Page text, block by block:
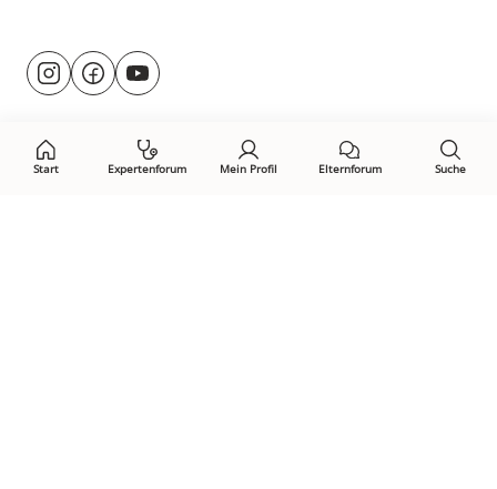
Start Expertenforum Mein Profil Elternforum Suche
Besuche
uns@rund.ums.baby
facebook.com/rundumsbaby.de
youtube.com/@rundumsbaby_